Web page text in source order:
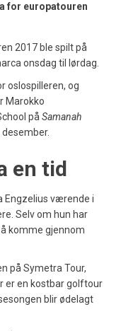
for europatouren
2017 ble spilt på
onsdag til lørdag.
oslospilleren, og
Marokko
påSamanah
desember.
en tid
Engzelius værende i
Selv om hun har
komme gjennom
på Symetra Tour,
er en kostbar golftour
blir ødelagt